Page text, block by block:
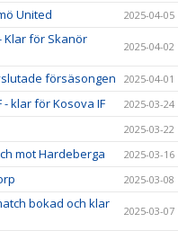
United 2025-04-05
Klar för Skanör
2025-04-02
försäsongen 2025-04-01
- klar för Kosova IF 2025-03-24
2025-03-22
mot Hardeberga 2025-03-16
2025-03-08
bokad och klar
2025-03-07